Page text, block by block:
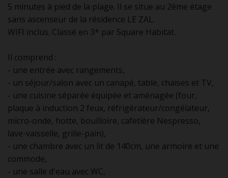
5 minutes à pied de la plage. Il se situe au 2ème étage
sans ascenseur de la résidence LE ZAL.
WIFI inclus. Classé en 3* par Square Habitat.
Il comprend :
- une entrée avec rangements,
- un séjour/salon avec un canapé, table, chaises et TV,
- une cuisine séparée équipée et aménagée (four,
plaque à induction 2 feux, réfrigérateur/congélateur,
micro-onde, hotte, bouilloire, cafetière Nespresso,
lave-vaisselle, grille-pain),
- une chambre avec un lit de 140cm, une armoire et une
commode,
- une salle d'eau avec WC,